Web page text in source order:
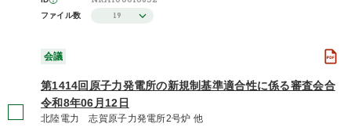
ファイル数 19
会議
第1414回原子力発電所の新規制基準適合性に係る審査会合
令和8年06月12日
北陸電力 志賀原子力発電所2号炉 他